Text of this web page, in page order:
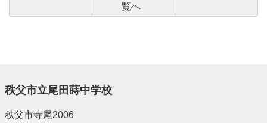
覧へ
秩父市立尾田蒔中学校
秩父市寺尾2006